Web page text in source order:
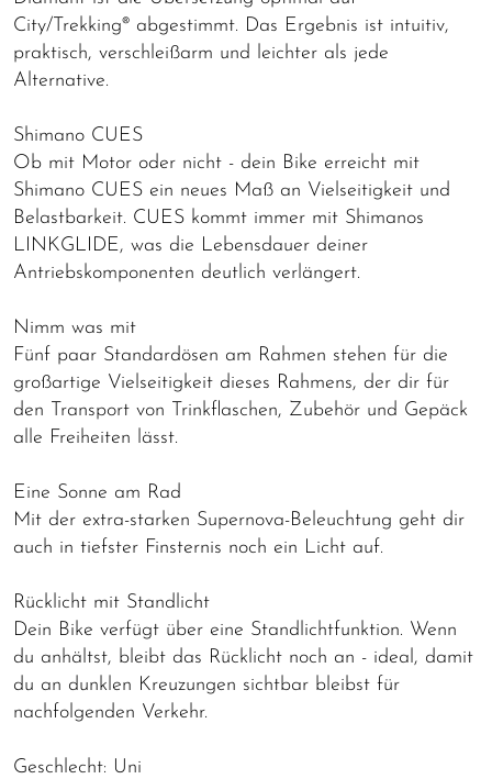
City/Trekking® abgestimmt. Das Ergebnis ist intuitiv,
praktisch, verschleißarm und leichter als jede
Alternative.
Shimano CUES
Ob mit Motor oder nicht - dein Bike erreicht mit
Shimano CUES ein neues Maß an Vielseitigkeit und
Belastbarkeit. CUES kommt immer mit Shimanos
LINKGLIDE, was die Lebensdauer deiner
Antriebskomponenten deutlich verlängert.
Nimm was mit
Fünf paar Standardösen am Rahmen stehen für die
großartige Vielseitigkeit dieses Rahmens, der dir für
den Transport von Trinkflaschen, Zubehör und Gepäck
alle Freiheiten lässt.
Eine Sonne am Rad
Mit der extra-starken Supernova-Beleuchtung geht dir
auch in tiefster Finsternis noch ein Licht auf.
Rücklicht mit Standlicht
Dein Bike verfügt über eine Standlichtfunktion. Wenn
du anhältst, bleibt das Rücklicht noch an - ideal, damit
du an dunklen Kreuzungen sichtbar bleibst für
nachfolgenden Verkehr.
Geschlecht: Uni